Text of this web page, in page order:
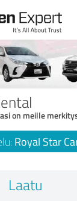
on meille
Royal Star
Laatu